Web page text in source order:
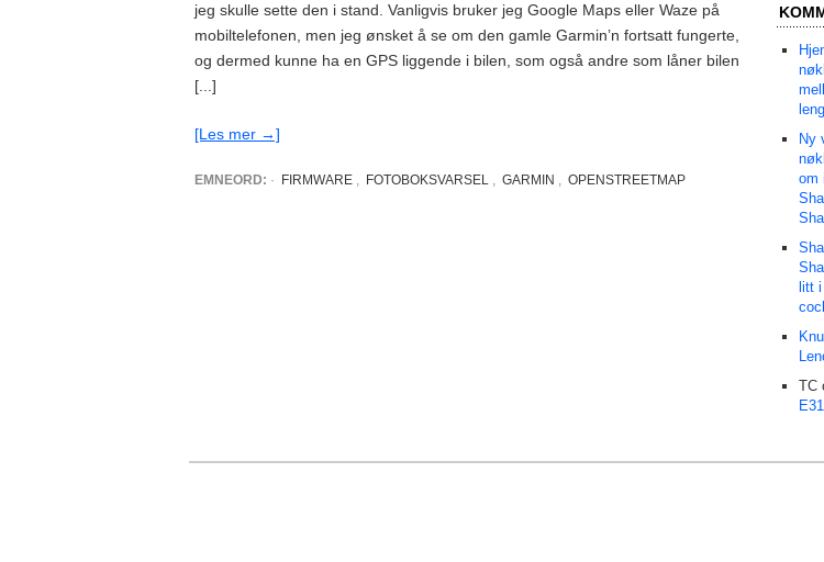
jeg skulle sette den i stand. Vanligvis bruker jeg Google Maps eller Waze på
mobiltelefonen, men jeg ønsket å se om den gamle Garmin’n fortsatt fungerte,
og dermed kunne ha en GPS liggende i bilen, som også andre som låner bilen
[...]
[Les mer →]
EMNEORD: · FIRMWARE , FOTOBOKSVARSEL , GARMIN , OPENSTREETMAP
Ny
om
litt i
TC